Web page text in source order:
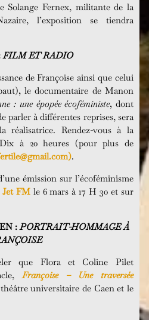
Solange Fernex, militante de la
l’exposition se tiendra
FILM ET RADIO
de Françoise ainsi que celui
le documentaire de Manon
: une épopée écoféministe, dont
parler à différentes reprises, sera
réalisatrice. Rendez-vous à la
à 20 heures (pour plus de
.
émission sur l’écoféminisme
Jet FMle 6 mars à 17 H 30 et sur
:PORTRAIT-HOMMAGE À
que Flora et Coline Pilet
Françoise – Une traversée
universitaire de Caen et le